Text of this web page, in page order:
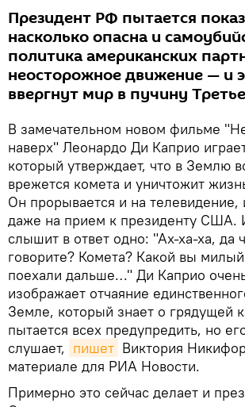
Президент РФ пытается
насколько опасна и
политика американских
неосторожное движение — и
ввергнут мир в пучину
В замечательном новом фильме
наверх" Леонардо Ди Каприо
который утверждает, что в Землю
врежется комета и уничтожит
Он прорывается и на телевидение,
даже на прием к президенту США.
слышит в ответ одно: "Ах-ха-ха, да
говорите? Комета? Какой вы
поехали дальше…" Ди Каприо
изображает отчаяние
Земле, который знает о грядущей
пытается всех предупредить, но
слушает, пишет Виктория
материале для РИА Новости.
Примерно это сейчас делает и